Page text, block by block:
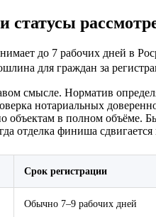
статусы
до 7 рабочих дней в
для граждан за
смысле. Норматив
нотариальных
объектам в полном объёме.
отделка финиша сдвигается
Срок регистрации
Обычно 7–9 рабочих дней